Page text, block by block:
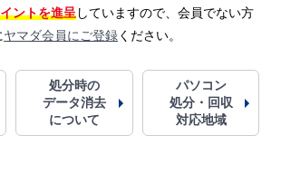
ントを進呈していますので、会員でない方
ヤマダ会員にご登録ください。
処分時の
データ消去
について
パソコン
処分・回収
対応地域